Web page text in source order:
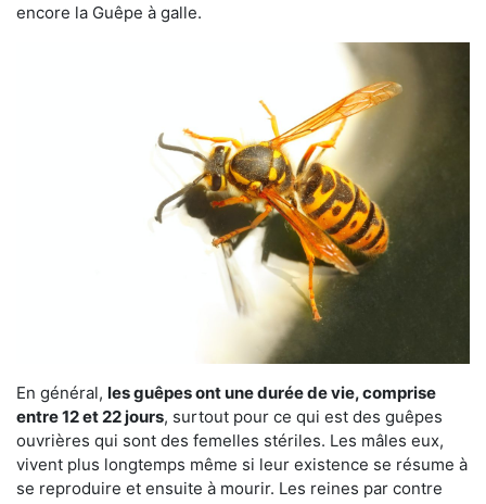
encore la Guêpe à galle.
En général, les guêpes ont une durée de vie, comprise
entre 12 et 22 jours, surtout pour ce qui est des guêpes
ouvrières qui sont des femelles stériles. Les mâles eux,
vivent plus longtemps même si leur existence se résume à
se reproduire et ensuite à mourir. Les reines par contre